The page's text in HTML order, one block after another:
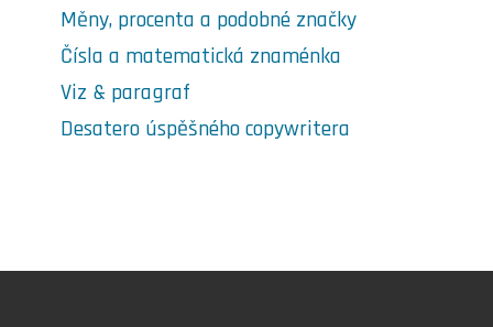
Měny, procenta a podobné značky
Čísla a matematická znaménka
Viz & paragraf
Desatero úspěšného copywritera